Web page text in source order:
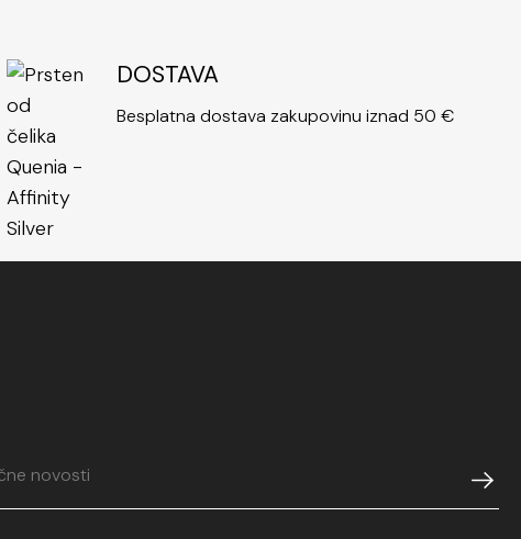
DOSTAVA
Besplatna dostava zakupovinu iznad 50 €